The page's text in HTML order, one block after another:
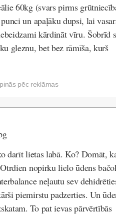
60kg (svars pirms
un apaļāku dupsi, lai
kārdināt vīru. Šobrīd
gleznu, bet bez rāmīša, kurš
pēc reklāmas
lietas labā. Ko? Domāt,
nopirku lielo ūdens
neļautu sev
piemirstu padzerties. Un
To pat ievas pārvērtībās